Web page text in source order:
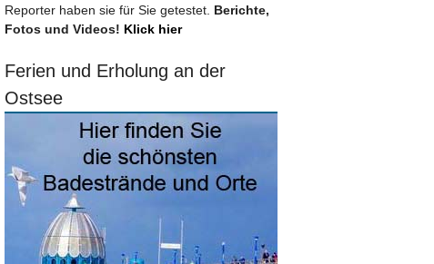
Reporter haben sie für Sie getestet. Berichte,
Fotos und Videos! Klick hier
Ferien und Erholung an der
Ostsee